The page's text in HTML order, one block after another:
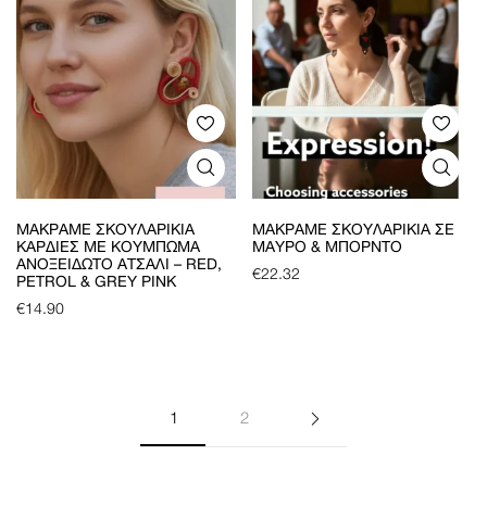
ΜΑΚΡΑΜΈ ΣΚΟΥΛΑΡΊΚΙΑ
ΚΑΡΔΙΈΣ ΜΕ ΚΟΎΜΠΩΜΑ
ΑΝΟΞΕΊΔΩΤΟ ΑΤΣΆΛΙ – RED,
PETROL & GREY PINK
€14.90
ΜΑΚΡΑΜΈ ΣΚΟΥΛΑΡΊΚΙΑ ΣΕ
ΜΑΎΡΟ & ΜΠΟΡΝΤΌ
€22.32
1 2